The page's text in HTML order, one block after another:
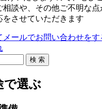
談や、その他ご不明な
をさせていただきます
検 索
で選ぶ